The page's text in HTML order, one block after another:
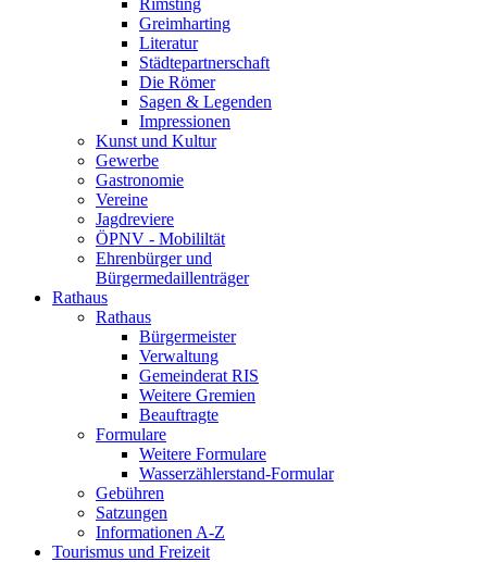
Rimsting
Greimharting
Literatur
Städtepartnerschaft
Die Römer
Sagen & Legenden
Impressionen
Kunst und Kultur
Gewerbe
Gastronomie
Vereine
Jagdreviere
ÖPNV - Mobililtät
Ehrenbürger und
Bürgermedaillenträger
Rathaus
Rathaus
Bürgermeister
Verwaltung
Gemeinderat RIS
Weitere Gremien
Beauftragte
Formulare
Weitere Formulare
Wasserzählerstand-Formular
Gebühren
Satzungen
Informationen A-Z
Tourismus und Freizeit